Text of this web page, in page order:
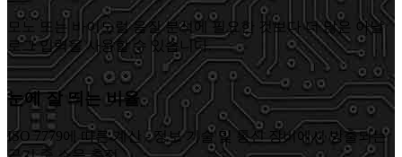
모노 또는 바이노럴 음질 분석에 필요한 것보다 더 많은 아날
로그 입력을 사용할 수 있습니다.
눈에 잘 띄는 비율
ISO 7779에 따른 계산 - 정보 기술 및 통신 장비에서 방출되는